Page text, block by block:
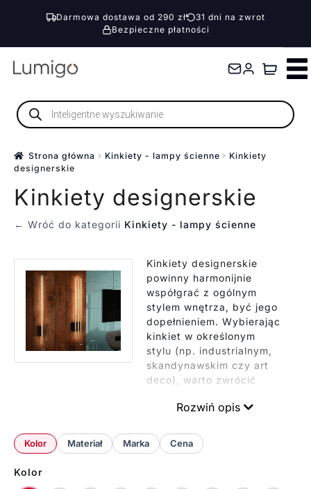
Darmowa dostawa od 290 zł
31 dni na zwrot
Bezpieczne płatności
Przejdź
nawigacji
Przejdź
treściWyszukiwarka
produktów
Strona główna Kinkiety - lampy ścienne
Kinkiety
designerskie
Kinkiety designerskie
← Wróć do kategorii Kinkiety - lampy ścienne
Kinkiety designerskie
powinny harmonijnie
współgrać z ogólnym
stylem wnętrza, być jego
dopełnieniem. Wybierając
kinkiet w określonym
stylu (np. industrialnym,
skandynawskim czy art
deco), warto zwrócić
charakterystyczne
takie jak kształty,
wykończenia czy detale.
Rozwiń opis
Kolor Materiał Marka Cena
Kolor